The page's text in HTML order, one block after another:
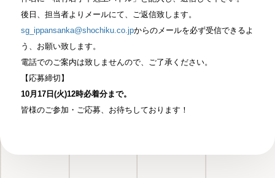
後日、担当者よりメールにて、ご返信致します。
sg_ippansanka@shochiku.co.jpからのメールを必ず受信できるよ
う、お願い致します。
電話でのご案内は致しませんので、ご了承ください。
【応募締切】
10月17日(火)12時必着分まで。
皆様のご参加・ご応募、お待ちしております！